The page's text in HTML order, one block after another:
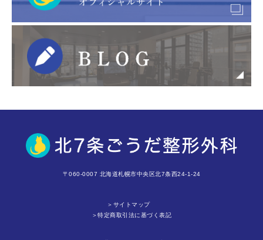
〒060-0007 北海道札幌市中央区北7条西24-1-24
＞サイトマップ
＞特定商取引法に基づく表記